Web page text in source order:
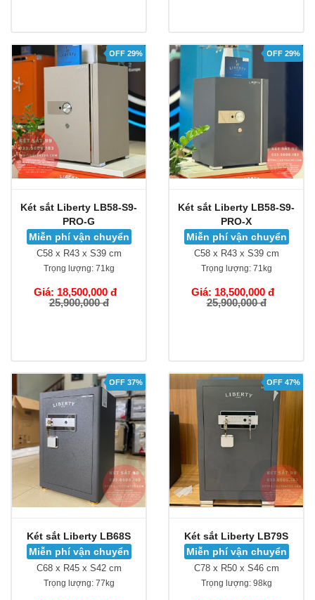
OFF 29%
Két sắt Liberty LB58-S9-
PRO-G
Miễn phí vận chuyển
C58 x R43 x S39 cm
Trọng lượng:71kg
Giá: 18,500,000 đ
25,900,000 đ
OFF 29%
Két sắt Liberty LB58-S9-
PRO-X
Miễn phí vận chuyển
C58 x R43 x S39 cm
Trọng lượng:71kg
Giá: 18,500,000 đ
25,900,000 đ
OFF 37%
Két sắt Liberty LB68S
Miễn phí vận chuyển
C68 x R45 x S42 cm
Trọng lượng:77kg
OFF 47%
Két sắt Liberty LB79S
Miễn phí vận chuyển
C78 x R50 x S46 cm
Trọng lượng:98kg